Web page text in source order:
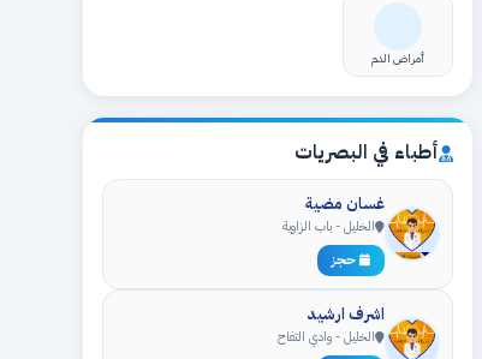
أمراض الدم
أطباء في البصريات
غسان مضية
الخليل - باب الزاوية
حجز
اشرف ارشيد
الخليل - وادي التفاح